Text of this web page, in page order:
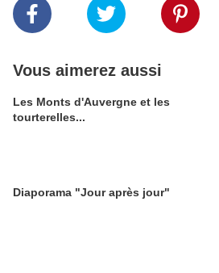
Vous aimerez aussi
Les Monts d'Auvergne et les
tourterelles...
Diaporama "Jour après jour"